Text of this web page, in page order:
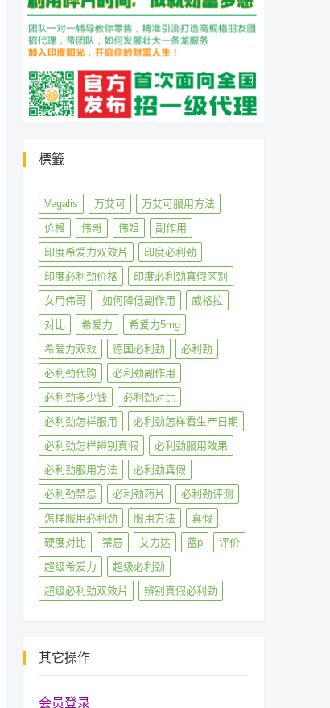
標籤
Vegalis 万艾可
万艾可服用方法
价格
伟哥 伟姐
副作用
印度希爱力双效片
印度必利劲
印度必利劲价格
印度必利劲真假区别
女用伟哥
如何降低副作用
威格拉
对比
希爱力
希爱力5mg
希爱力双效
德国必利劲
必利劲
必利劲代购
必利劲副作用
必利劲多少钱
必利劲对比
必利劲怎样服用
必利劲怎样看生产日期
必利劲怎样辨别真假
必利劲服用效果
必利劲服用方法
必利劲真假
必利劲禁忌
必利劲药片
必利劲评测
怎样服用必利劲
服用方法
真假
硬度对比
禁忌 艾力达 蓝p
评价
超级希爱力
超级必利劲
超级必利劲双效片
辨别真假必利劲
其它操作
会员登录